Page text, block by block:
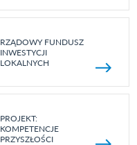
RZĄDOWY FUNDUSZ
INWESTYCJI
LOKALNYCH
PROJEKT:
KOMPETENCJE
PRZYSZŁOŚCI